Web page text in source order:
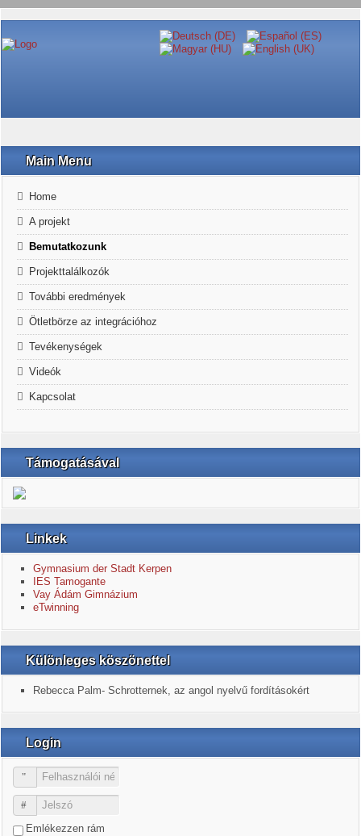
Main Menu
Home
A projekt
Bemutatkozunk
Projekttalálkozók
További eredmények
Ötletbörze az integrációhoz
Tevékenységek
Videók
Kapcsolat
Támogatásával
Linkek
Gymnasium der Stadt Kerpen
IES Tamogante
Vay Ádám Gimnázium
eTwinning
Különleges köszönettel
Rebecca Palm- Schrotternek, az angol nyelvű fordításokért
Login
Felhasználói név
Jelszó
Emlékezzen rám